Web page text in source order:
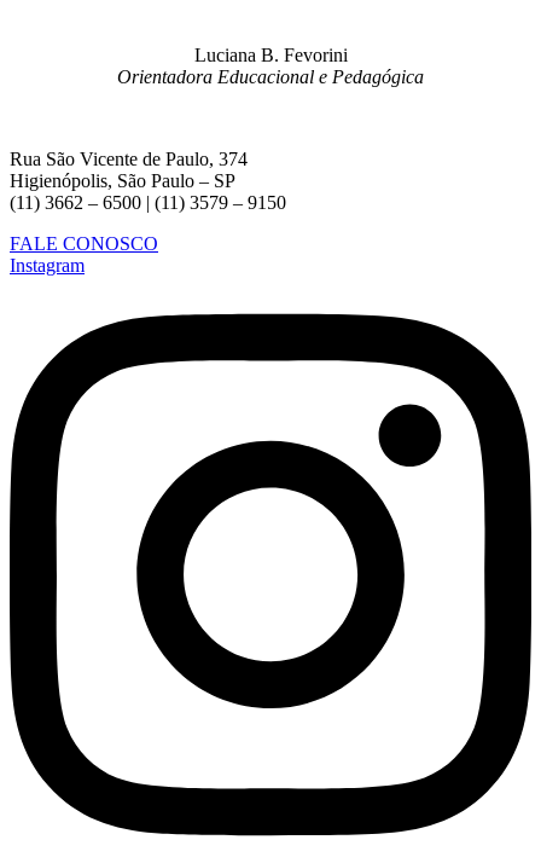
Luciana B. Fevorini
Orientadora Educacional e Pedagógica
Rua São Vicente de Paulo, 374
Higienópolis, São Paulo – SP
(11) 3662 – 6500 | (11) 3579 – 9150
FALE CONOSCO
Instagram